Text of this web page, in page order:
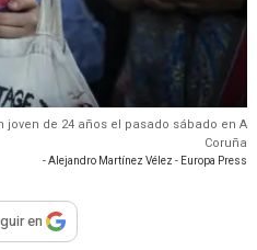
de 24 años el pasado sábado en A
Coruña
- Alejandro Martínez Vélez - Europa Press
para compartir
en